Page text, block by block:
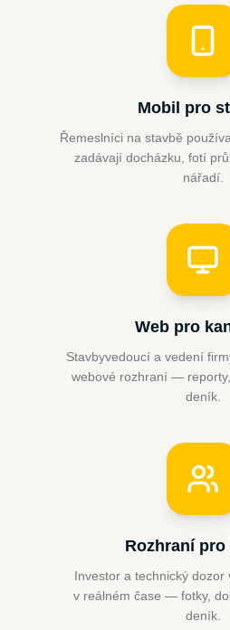
Mobil pro
Řemeslníci na stavbě
zadávají docházku, fotí
nářadí.
Web pro
Stavbyvedoucí a vedení
webové rozhraní —
deník.
Rozhraní pro
Investor a technický dozor
v reálném čase — fotky,
deník.